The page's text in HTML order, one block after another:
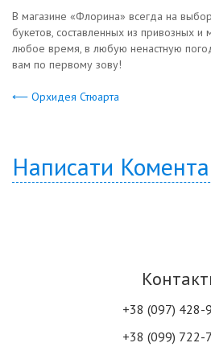
В магазине «Флорина» всегда на
букетов, составленных из привозных и
любое время, в любую ненастную
вам по первому зову!
⟵ Орхидея Стюарта
Написати
+38 (097) 428-
+38 (099) 722-